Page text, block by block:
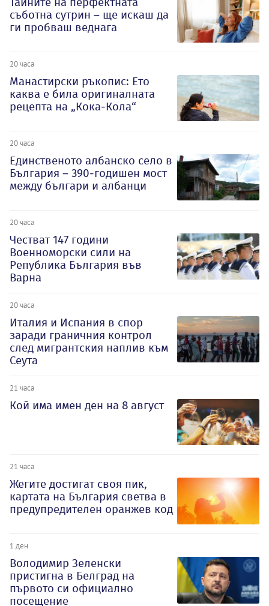
съботна сутрин – ще искаш да
ги пробваш веднага
20 часа
Манастирски ръкопис: Ето
каква е била оригиналната
рецепта на „Кока-Кола“
20 часа
Единственото албанско село в
България – 390-годишен мост
между българи и албанци
20 часа
Честват 147 години
Военноморски сили на
Република България във
Варна
20 часа
Италия и Испания в спор
заради граничния контрол
след мигрантския наплив към
Сеута
21 часа
Кой има имен ден на 8 август
21 часа
Жегите достигат своя пик,
картата на България светва в
предупредителен оранжев код
1 ден
Володимир Зеленски
пристигна в Белград на
първото си официално
посещение